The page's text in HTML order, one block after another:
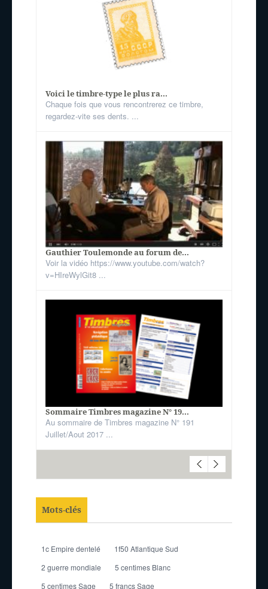
Voici le timbre-type le plus ra...
Chaque fois que vous rencontrerez ce timbre,
regardez-vite ses dents. ...
Gauthier Toulemonde au forum de...
Voir la vidéo https://www.youtube.com/watch?
v=HIreWylGit8 ...
Sommaire Timbres magazine N° 19...
Au sommaire de Timbres magazine N° 191
Juillet/Aout 2017 ...
Mots-clés
1c Empire dentelé
1f50 Atlantique Sud
2 guerre mondiale
5 centimes Blanc
5 centimes Sage
5 francs Sage